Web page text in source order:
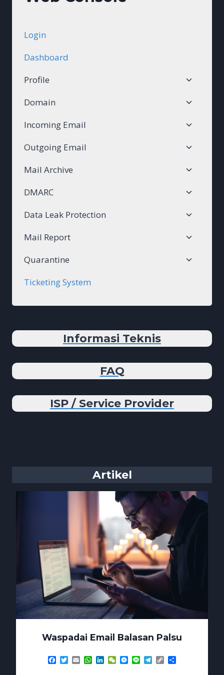
Login
Dashboard
Profile
Toggle
menu
Domain
Toggle
menu
Incoming Email
Toggle
menu
Outgoing Email
Toggle
menu
Mail Archive
Toggle
menu
DMARC
Toggle
menu
Data Leak Protection
Toggle
menu
Mail Report
Toggle
menu
Quarantine
Toggle
Ticketing System
Informasi Teknis
FAQ
ISP / Service Provider
Artikel
Waspadai Email Balasan Palsu
Facebook
TwitterEmailWhatsApp
LinkedIn
WeChatMessenger
Line Telegram
Copy
Link